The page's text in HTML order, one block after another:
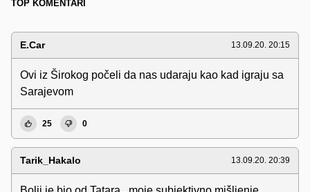
TOP KOMENTARI
E.Car 13.09.20. 20:15
Ovi iz Širokog počeli da nas udaraju kao kad igraju sa
Sarajevom
25 0
Tarik_Hakalo 13.09.20. 20:39